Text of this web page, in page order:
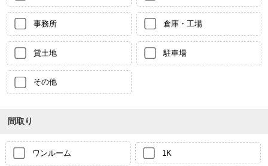
事務所 倉庫・工場
貸土地 駐車場
その他
間取り
ワンルーム 1K